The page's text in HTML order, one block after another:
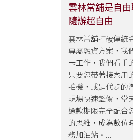
雲林當舖是自
隨辦超自由
雲林當舖打破傳統
專屬融資方案，我
卡工作，我們看重
只要您帶著接案用
拍機，或是代步的
現場快速鑑價，當
還款期限完全配合
的思維，成為數位
務加油站。...